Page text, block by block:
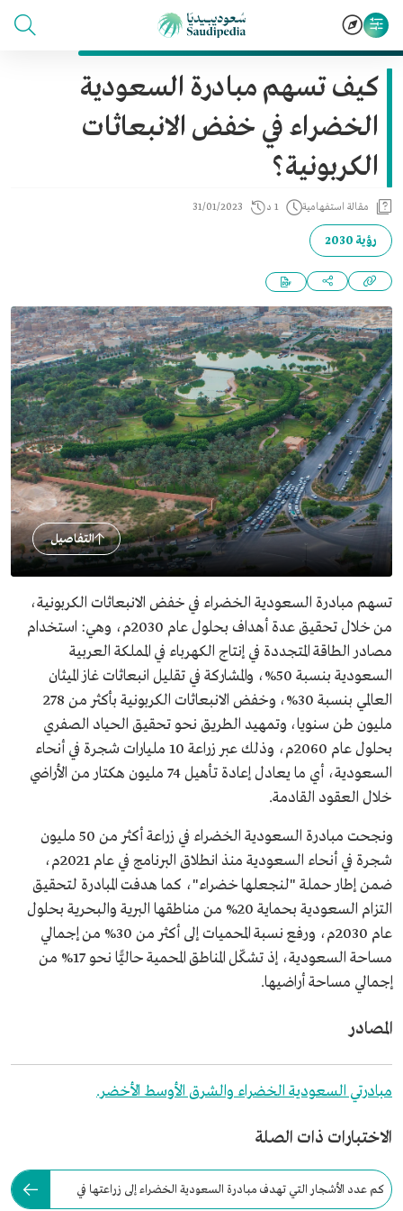
كيف تسهم مبادرة السعودية
الخضراء في خفض الانبعاثات
الكربونية؟
مقالة استفهامية 1 د 31/01/2023
رؤية 2030
التفاصيل
تسهم مبادرة السعودية الخضراء في خفض الانبعاثات الكربونية،
من خلال تحقيق عدة أهداف بحلول عام 2030م، وهي: استخدام
مصادر الطاقة المتجددة في إنتاج الكهرباء في المملكة العربية
السعودية بنسبة 50%، والمشاركة في تقليل انبعاثات غاز الميثان
العالمي بنسبة 30%، وخفض الانبعاثات الكربونية بأكثر من 278
مليون طن سنويا، وتمهيد الطريق نحو تحقيق الحياد الصفري
بحلول عام 2060م، وذلك عبر زراعة 10 مليارات شجرة في أنحاء
السعودية، أي ما يعادل إعادة تأهيل 74 مليون هكتار من الأراضي
خلال العقود القادمة.
ونجحت مبادرة السعودية الخضراء في زراعة أكثر من 50 مليون
شجرة في أنحاء السعودية منذ انطلاق البرنامج في عام 2021م،
ضمن إطار حملة "لنجعلها خضراء"، كما هدفت المبادرة لتحقيق
التزام السعودية بحماية 20% من مناطقها البرية والبحرية بحلول
عام 2030م، ورفع نسبة المحميات إلى أكثر من 30% من إجمالي
مساحة السعودية، إذ تشكّل المناطق المحمية حاليًّا نحو 17% من
إجمالي مساحة أراضيها.
المصادر
مبادرتي السعودية الخضراء والشرق الأوسط الأخضر.
الاختبارات ذات الصلة
كم عدد الأشجار التي تهدف مبادرة السعودية الخضراء إلى زراعتها في